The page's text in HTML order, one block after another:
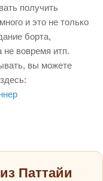
получить
и это не только
борта,
не вовремя итп.
вы можете
Паттайи